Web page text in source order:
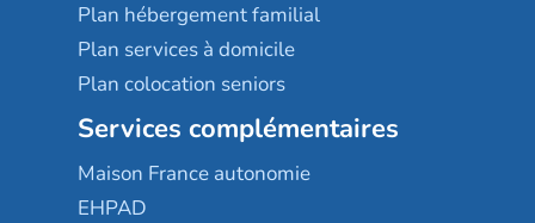
Plan hébergement familial
Plan services à domicile
Plan colocation seniors
Services complémentaires
Maison France autonomie
EHPAD